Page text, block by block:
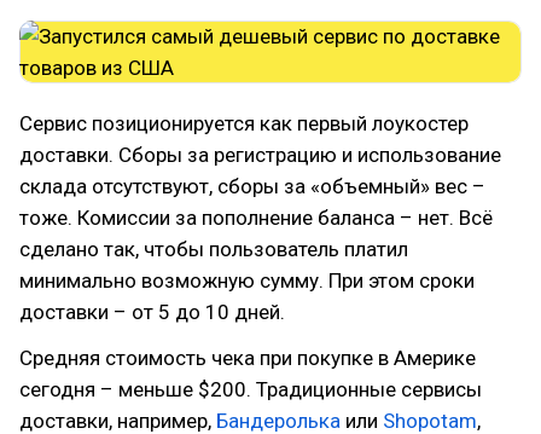
Сервис позиционируется как первый лоукостер
доставки. Сборы за регистрацию и использование
склада отсутствуют, сборы за «объемный» вес –
тоже. Комиссии за пополнение баланса – нет. Всё
сделано так, чтобы пользователь платил
минимально возможную сумму. При этом сроки
доставки – от 5 до 10 дней.
Средняя стоимость чека при покупке в Америке
сегодня – меньше $200. Традиционные сервисы
доставки, например, Бандеролька или Shopotam,